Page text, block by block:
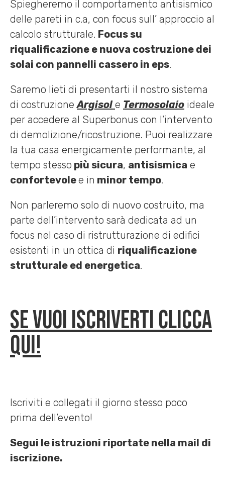
Spiegheremo il comportamento antisismico
delle pareti in c.a, con focus sull’ approccio al
calcolo strutturale. Focus su
riqualificazione e nuova costruzione dei
solai con pannelli cassero in eps.
Saremo lieti di presentarti il nostro sistema
di costruzioneArgisol e Termosolaio ideale
per accedere al Superbonus con l’intervento
di demolizione/ricostruzione. Puoi realizzare
la tua casa energicamente performante, al
tempo stesso più sicura, antisismica e
confortevolee in minor tempo.
Non parleremo solo di nuovo costruito, ma
parte dell’intervento sarà dedicata ad un
focus nel caso di ristrutturazione di edifici
esistenti in un ottica di riqualificazione
strutturale ed energetica.
Se vuoi iscriverti clicca
qui!
Iscriviti e collegati il giorno stesso poco
prima dell’evento!
Segui le istruzioni riportate nella mail di
iscrizione.